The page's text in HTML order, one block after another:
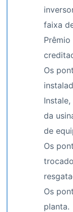
faixa
Os
da
de
Os
Os
planta.